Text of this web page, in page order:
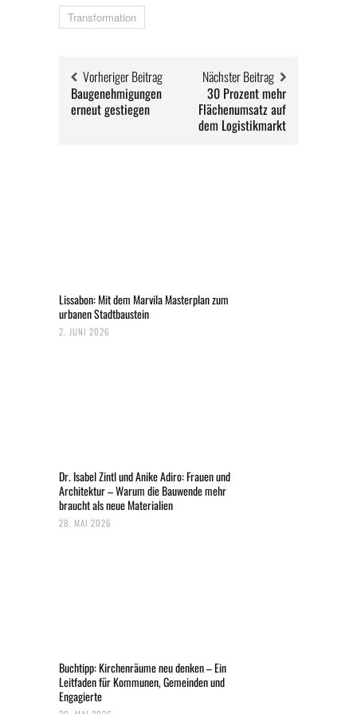
Transformation
Vorheriger Beitrag
Baugenehmigungen
erneut gestiegen
Nächster Beitrag
30 Prozent mehr
Flächenumsatz auf
dem Logistikmarkt
Lissabon: Mit dem Marvila Masterplan zum
urbanen Stadtbaustein
2. JUNI 2026
Dr. Isabel Zintl und Anike Adiro: Frauen und
Architektur – Warum die Bauwende mehr
braucht als neue Materialien
28. MAI 2026
Buchtipp: Kirchenräume neu denken – Ein
Leitfaden für Kommunen, Gemeinden und
Engagierte